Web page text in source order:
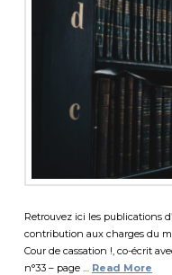
Retrouvez ici les publications
contribution aux charges du
Cour de cassation !, co-écrit
n°33 – page … Read More